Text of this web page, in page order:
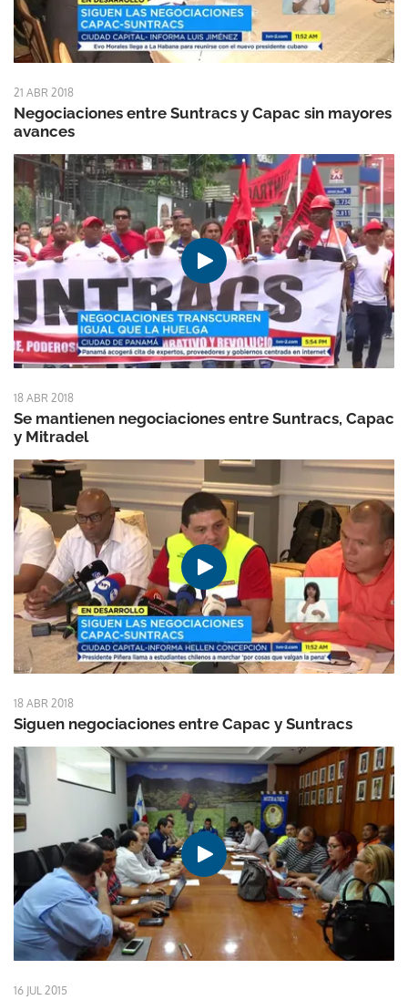
21 ABR 2018
Negociaciones entre Suntracs y Capac sin mayores
avances
18 ABR 2018
Se mantienen negociaciones entre Suntracs, Capac
y Mitradel
18 ABR 2018
Siguen negociaciones entre Capac y Suntracs
16 JUL 2015